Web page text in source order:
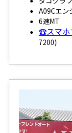
A09Cエン
6速MT
☎スマホ
7200)